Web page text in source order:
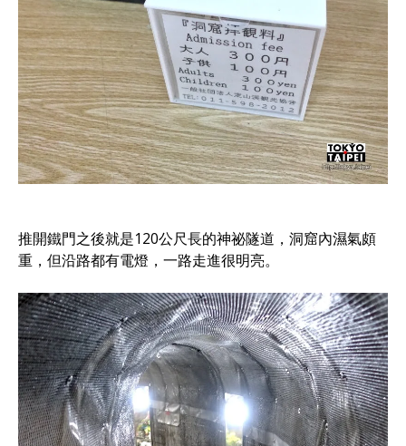
推開鐵門之後就是120公尺長的神祕隧道，洞窟內濕氣頗
重，但沿路都有電燈，一路走進很明亮。